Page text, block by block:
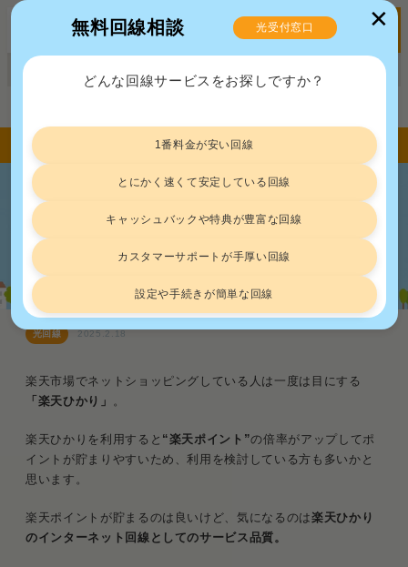
楽天ひかりは“ポイント倍率UP以外も
優秀”と評判｜100人の口コミ評価から
実態を解説
光回線 2025.2.18
楽天市場でネットショッピングしている人は一度は目にする
「楽天ひかり」
。
楽天ひかりを利用すると “楽天ポイント”の倍率がアップしてポ
イントが貯まりやすいため、利用を検討している方も多いかと
思います。
楽天ポイントが貯まるのは良いけど、気になるのは楽天ひかり
のインターネット回線としてのサービス品質。
✕
無料回線相談 光受付窓口
どんな回線サービスをお探しですか？
1番料金が安い回線
とにかく速くて安定している回線
キャッシュバックや特典が豊富な回線
カスタマーサポートが手厚い回線
設定や手続きが簡単な回線